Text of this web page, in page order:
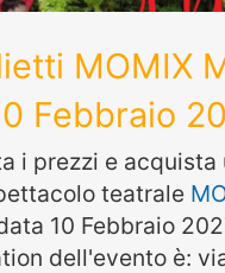
MOMIX
Febbraio
i prezzi e
teatrale
10 Febbraio
dell'evento è: